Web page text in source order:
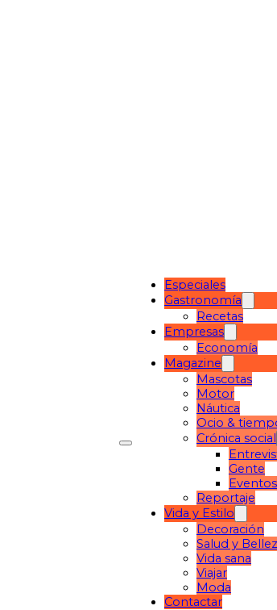
Especiales
Gastronomía
Recetas
Empresas
Economía
Magazine
Mascotas
Motor
Náutica
Ocio &
Crónica social
Gente
Eventos
Reportaje
Vida y Estilo
Decoración
Salud y
Vida sana
Viajar
Moda
Contactar